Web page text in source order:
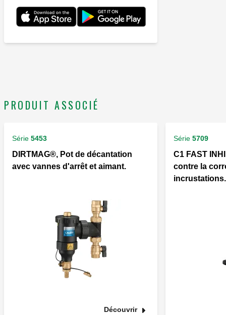
PRODUIT ASSOCIÉ
Série 5453
DIRTMAG®, Pot de décantation
avec vannes d'arrêt et aimant.
Découvrir
Série 5709
C1 FAST
contre la
incrustations.